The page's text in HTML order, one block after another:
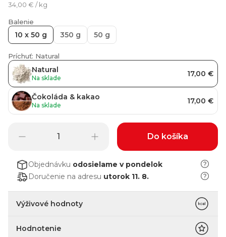
34,00 € / kg
Balenie
10 x 50 g 350 g 50 g
Príchuť: Natural
Natural
Na sklade 17,00 €
Čokoláda & kakao
Na sklade 17,00 €
Do košíka
Objednávku odosielame v pondelok
Doručenie na adresu utorok 11. 8.
Výživové hodnoty
Hodnotenie